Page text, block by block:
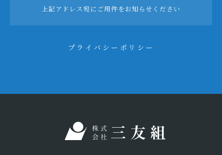
上記アドレス宛にご用件をお知らせください
プライバシーポリシー